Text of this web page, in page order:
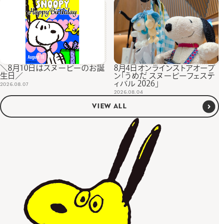
＼8月10日はスヌーピーのお誕
生日／
2026.08.07
8月4日オンラインストアオープ
ン「うめだ スヌーピーフェステ
ィバル 2026」
2026.08.04
VIEW ALL